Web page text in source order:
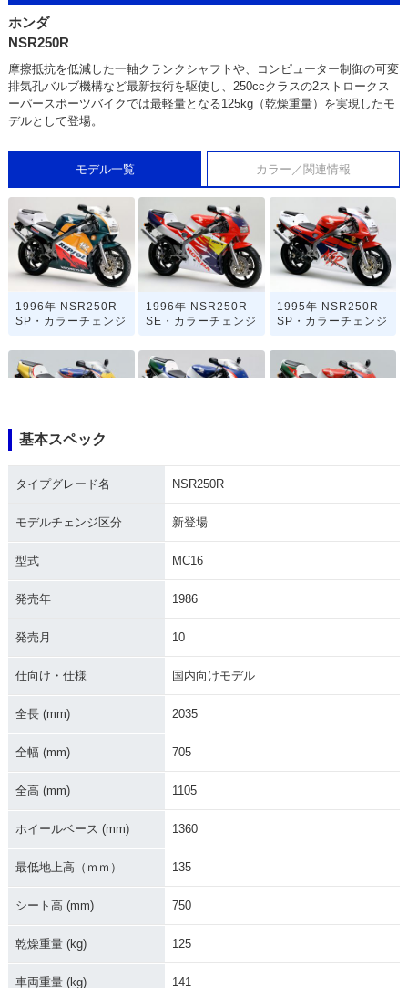
ホンダ
NSR250R
摩擦抵抗を低減した一軸クランクシャフトや、コンピューター制御の可変
排気孔バルブ機構など最新技術を駆使し、250ccクラスの2ストロークス
ーパースポーツバイクでは最軽量となる125kg（乾燥重量）を実現したモ
デルとして登場。
モデル一覧 カラー／関連情報
1996年 NSR250R
SP・カラーチェンジ
1996年 NSR250R
SE・カラーチェンジ
1995年 NSR250R
SP・カラーチェンジ
ンジ
SP・特別・限定仕様
SP・カラーチェンジ
1992年 NSR250
R・カラーチェンジ
SE・追加
1990年 NSR250R
ジ
1990年 NSR250R
基本スペック
タイプグレード名 NSR250R
モデルチェンジ区分 新登場
型式 MC16
発売年 1986
発売月 10
仕向け・仕様 国内向けモデル
全長 (mm) 2035
全幅 (mm) 705
全高 (mm) 1105
ホイールベース (mm) 1360
最低地上高（ｍｍ） 135
シート高 (mm) 750
乾燥重量 (kg) 125
車両重量 (kg) 141